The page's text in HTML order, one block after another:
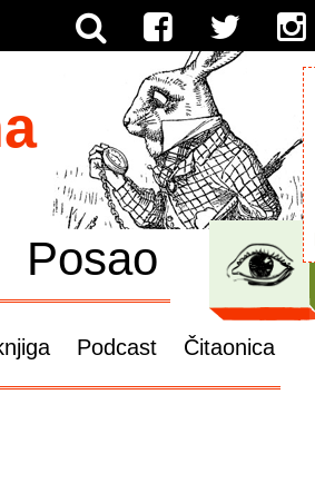
Posao
Podcast Čitaonica